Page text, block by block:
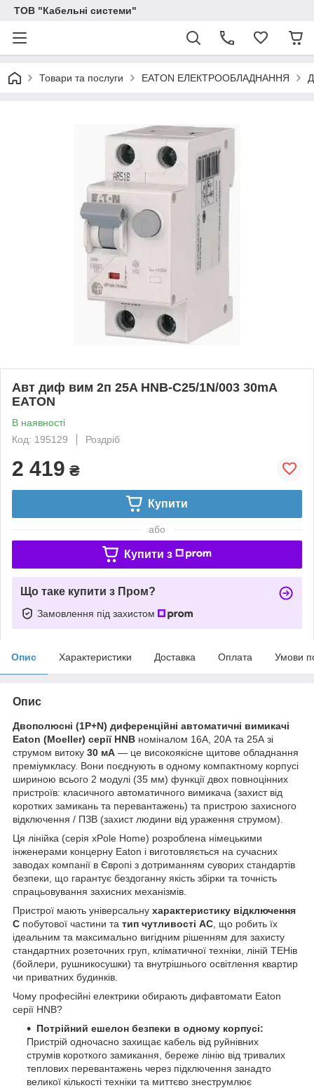
ТОВ "Кабельні системи"
Товари та послуги EATON ЕЛЕКТРООБЛАДНАННЯ
Авт диф вим 2п 25A HNB-C25/1N/003 30mA
EATON
В наявності
Код: 195129
Роздріб
2 419 ₴
Купити
або
Купити з
Що таке купити з Пром?
Замовлення під захистом
Опис Характеристики Доставка Оплата Умови
Опис
Двополюсні (1P+N) диференційні автоматичні вимикачі
Eaton (Moeller) серії HNB номіналом 16А, 20А та 25А зі
струмом витоку 30 мА — це високоякісне щитове обладнання
преміумкласу. Вони поєднують в одному компактному корпусі
шириною всього 2 модулі (35 мм) функції двох повноцінних
пристроїв: класичного автоматичного вимикача (захист від
коротких замикань та перевантажень) та пристрою захисного
відключення / ПЗВ (захист людини від ураження струмом).
Ця лінійка (серія xPole Home) розроблена німецькими
інженерами концерну Eaton і виготовляється на сучасних
заводах компанії в Європі з дотриманням суворих стандартів
безпеки, що гарантує бездоганну якість збірки та точність
спрацьовування захисних механізмів.
Пристрої мають універсальну характеристику відключення
C побутової частини та тип чутливості AC , що робить їх
ідеальним та максимально вигідним рішенням для захисту
стандартних розеточних груп, кліматичної техніки, ліній ТЕНів
(бойлери, рушникосушки) та внутрішнього освітлення квартир
чи приватних будинків.
Чому професійні електрики обирають дифавтомати Eaton
серії HNB?
Потрійний ешелон безпеки в одному корпусі:
Пристрій одночасно захищає кабель від руйнівних
струмів короткого замикання, береже лінію від тривалих
теплових перевантажень через підключення занадто
великої кількості техніки та миттєво знеструмлює